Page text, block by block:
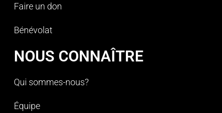
Faire un don
Bénévolat
NOUS CONNAÎTRE
Qui sommes-nous?
Équipe